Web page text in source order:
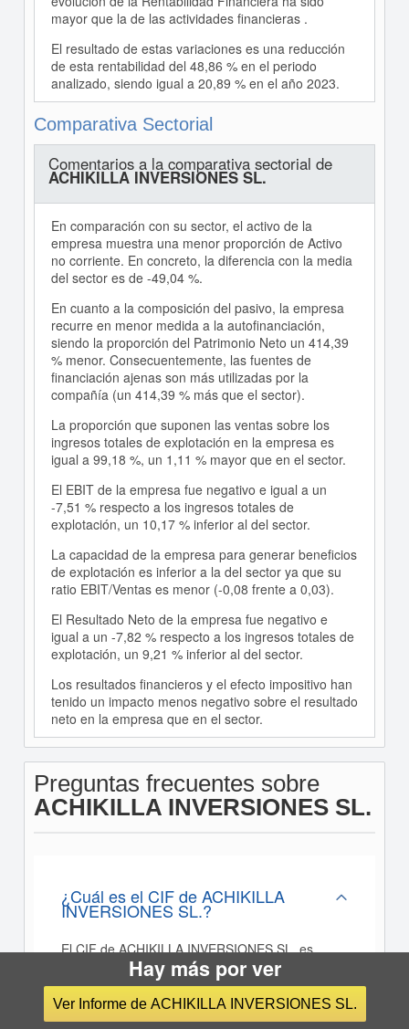
mayor que la de las actividades financieras .
El resultado de estas variaciones es una reducción
de esta rentabilidad del 48,86 % en el periodo
analizado, siendo igual a 20,89 % en el año 2023.
Comparativa Sectorial
Comentarios a la comparativa sectorial de
ACHIKILLA INVERSIONES SL.
En comparación con su sector, el activo de la
empresa muestra una menor proporción de Activo
no corriente. En concreto, la diferencia con la media
del sector es de -49,04 %.
En cuanto a la composición del pasivo, la empresa
recurre en menor medida a la autofinanciación,
siendo la proporción del Patrimonio Neto un 414,39
% menor. Consecuentemente, las fuentes de
financiación ajenas son más utilizadas por la
compañía (un 414,39 % más que el sector).
La proporción que suponen las ventas sobre los
ingresos totales de explotación en la empresa es
igual a 99,18 %, un 1,11 % mayor que en el sector.
El EBIT de la empresa fue negativo e igual a un
-7,51 % respecto a los ingresos totales de
explotación, un 10,17 % inferior al del sector.
La capacidad de la empresa para generar beneficios
de explotación es inferior a la del sector ya que su
ratio EBIT/Ventas es menor (-0,08 frente a 0,03).
El Resultado Neto de la empresa fue negativo e
igual a un -7,82 % respecto a los ingresos totales de
explotación, un 9,21 % inferior al del sector.
Los resultados financieros y el efecto impositivo han
tenido un impacto menos negativo sobre el resultado
neto en la empresa que en el sector.
Preguntas frecuentes sobre
ACHIKILLA INVERSIONES SL.
¿Cuál es el CIF de ACHIKILLA
INVERSIONES SL.?
El CIF de ACHIKILLA INVERSIONES SL. es
Hay más por ver
Ver Informe de ACHIKILLA INVERSIONES SL.